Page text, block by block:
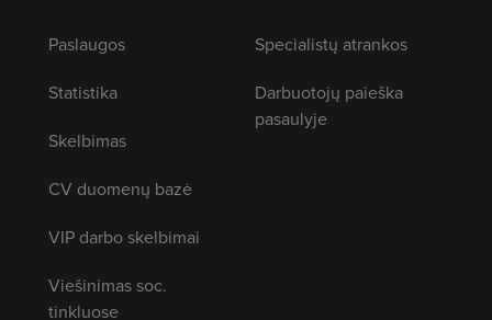
Paslaugos
Statistika
Skelbimas
CV duomenų bazė
VIP darbo skelbimai
Viešinimas soc.
tinkluose
Specialistų atrankos
Darbuotojų paieška
pasaulyje